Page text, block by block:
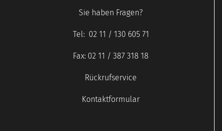
Sie haben Fragen?
Tel: 02 11 / 130 605 71
Fax: 02 11 / 387 318 18
Rückrufservice
Kontaktformular